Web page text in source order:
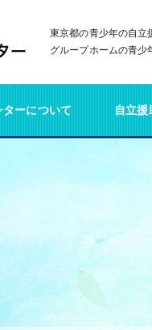
東京都の青少年の自立
グループホームの青少
ーについて 自立援